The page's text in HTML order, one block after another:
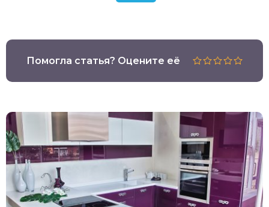
Помогла статья? Оцените её